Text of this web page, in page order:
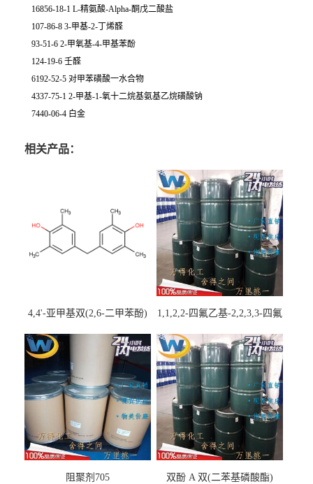
16856-18-1 L-精氨酸-Alpha-酮戊二酸盐
107-86-8 3-甲基-2-丁烯醛
93-51-6 2-甲氧基-4-甲基苯酚
124-19-6 壬醛
6192-52-5 对甲苯磺酸一水合物
4337-75-1 2-甲基-1-氧十二烷基氨基乙烷磺酸钠
7440-06-4 白金
相关产品：
4,4'-亚甲基双(2,6-二甲苯酚)
1,1,2,2-四氟乙基-2,2,3,3-四氟
阻聚剂705 双酚 A 双(二苯基磷酸酯)